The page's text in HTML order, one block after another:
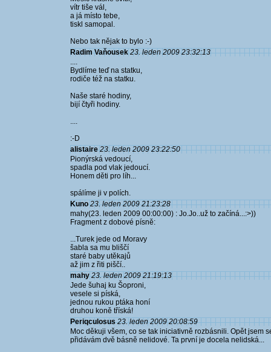
vítr tiše vál,
a já místo tebe,
tiskl samopal.
Nebo tak nějak to bylo :-)
Radim Vaňousek 23. leden 2009 23:32:13
....
Bydlíme teď na statku,
rodiče též na statku.
Naše staré hodiny,
bijí čtyři hodiny.
....
:-D
alistaire 23. leden 2009 23:22:50
Pionýrská vedoucí,
spadla pod vlak jedoucí.
Honem děti pro líh...
spálíme ji v polích.
Kuno 23. leden 2009 21:23:28
mahy(23. leden 2009 00:00:00) : Jo.Jo..už to začíná...:>))
Fragment z dobové písně:
...Turek jede od Moravy
šabla sa mu bliščí
staré baby utěkajů
až jim z řiti piščí..
mahy 23. leden 2009 21:19:13
Jede šuhaj ku Šoproni,
vesele si píská,
jednou rukou ptáka honí
druhou koně tříská!
Periqculosus 23. leden 2009 20:08:59
Moc děkuji všem, co se tak iniciativně rozbásnili. Opět jsem
přidávám dvě básně nelidové. Ta první je docela nelidská...